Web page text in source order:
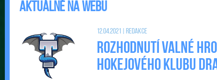
Aktuálně na webu
12.04.2021 | Redakce
Rozhodnutí valné
Hokejového klubu